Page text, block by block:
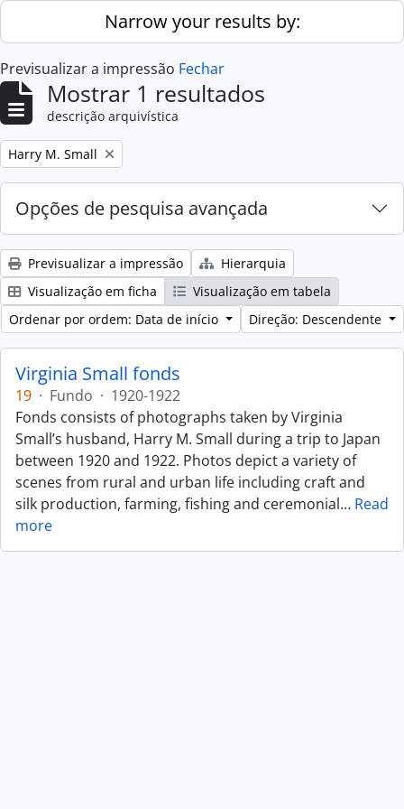
Skip to main contentNarrow your results by:
Previsualizar a impressão Fechar
Mostrar 1 resultados
descrição arquivística
Remove filter:
Harry M. Small
Opções de pesquisa avançada
Previsualizar a impressão
Hierarquia
Visualização em ficha
Visualização em tabela
Ordenar por ordem: Data de início
Direção: Descendente
Virginia Small fonds
19 · Fundo · 1920-1922
Fonds consists of photographs taken by Virginia
Small’s husband, Harry M. Small during a trip to Japan
between 1920 and 1922. Photos depict a variety of
scenes from rural and urban life including craft and
silk production, farming, fishing and ceremonial… Read
more